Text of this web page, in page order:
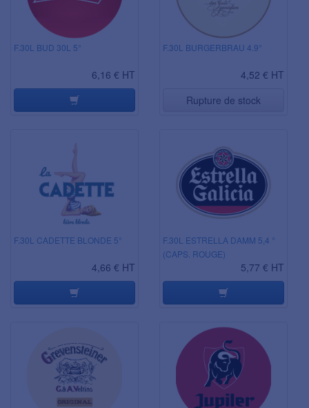
F.30L BUD 30L 5°
6,16 € HT
F.30L BURGERBRAU 4.9°
4,52 € HT
Rupture de stock
F.30L CADETTE BLONDE 5°
4,66 € HT
F.30L ESTRELLA DAMM 5,4 °
(CAPS. ROUGE)
5,77 € HT